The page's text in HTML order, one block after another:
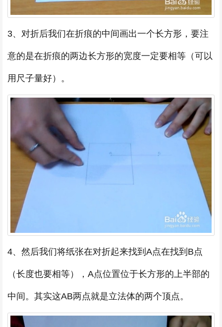
3、对折后我们在折痕的中间画出一个长方形，要注
意的是在折痕的两边长方形的宽度一定要相等（可以
用尺子量好）。
4、然后我们将纸张在对折起来找到A点在找到B点
（长度也要相等），A点位置位于长方形的上半部的
中间。其实这AB两点就是立法体的两个顶点。